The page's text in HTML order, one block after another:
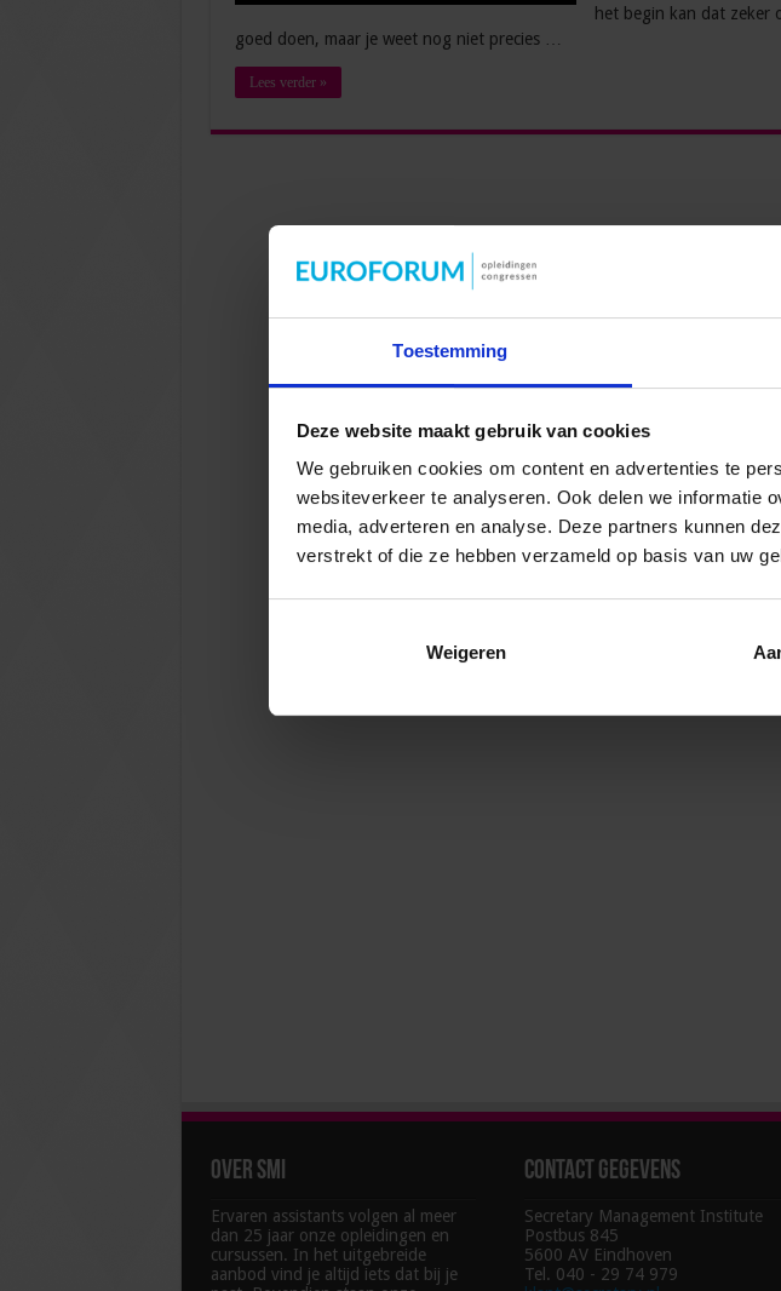
Toestemming
Deze website maakt gebruik van cookies
We gebruiken cookies om content en advertenties te
websiteverkeer te analyseren. Ook delen we informatie
media, adverteren en analyse. Deze partners kunnen
verstrekt of die ze hebben verzameld op basis van uw
Weigeren
het begin kan dat zeker
goed doen, maar je weet nog niet precies …
Lees verder »
Over SMI
Ervaren assistants volgen al meer
dan 25 jaar onze opleidingen en
cursussen. In het uitgebreide
aanbod vind je altijd iets dat bij je
Contact gegevens
Secretary Management Institute
Postbus 845
5600 AV Eindhoven
Tel. 040 - 29 74 979